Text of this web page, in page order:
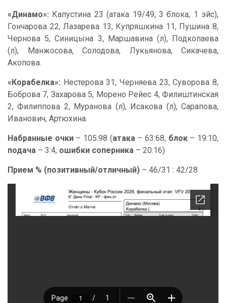
«Динамо»: Капустина 23 (атака 19/49, 3 блока, 1 эйс),
Гончарова 22, Лазарева 13, Купряшкина 11, Пушина 8,
Чернова 5, Синицына 3, Маршавина (л), Подкопаева
(л), Манжосова, Солодова, Лукьянова, Сикачева,
Акопова.
«Корабелка»: Нестерова 31, Черняева 23, Суворова 8,
Боброва 7, Захарова 5, Морено Рейес 4, Филиштинская
2, Филиппова 2, Муранова (л), Исакова (л), Сарапова,
Иванович, Артюхина.
Набранные очки– 105:98 (атака– 63:68, блок– 19:10,
подача – 3:4, ошибки соперника – 20:16)
Прием % (позитивный/отличный) – 46/31 : 42/28